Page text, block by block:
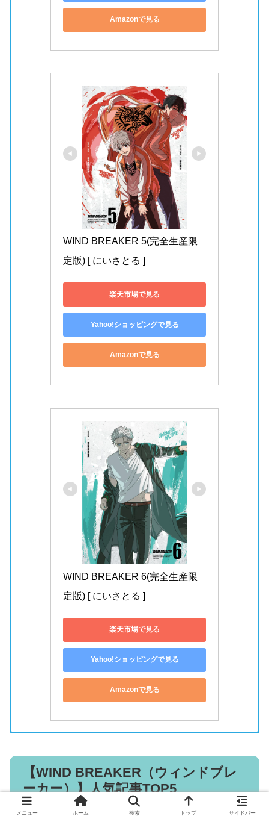
Amazonで見る
WIND BREAKER 5(完全生産限
定版) [ にいさとる ]
楽天市場で見る
Yahoo!ショッピングで見る
Amazonで見る
WIND BREAKER 6(完全生産限
定版) [ にいさとる ]
楽天市場で見る
Yahoo!ショッピングで見る
Amazonで見る
【WIND BREAKER（ウィンドブレ
ーカー）】人気記事TOP5
メニュー ホーム 検索 トップ サイドバー